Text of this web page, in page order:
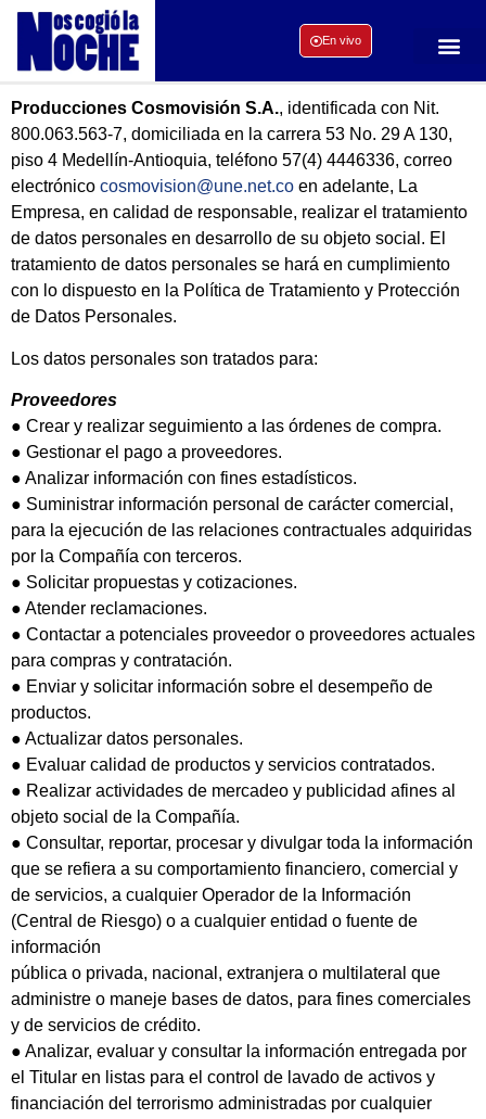
En vivo
Producciones Cosmovisión S.A., identificada con Nit.
800.063.563-7, domiciliada en la carrera 53 No. 29 A 130,
piso 4 Medellín-Antioquia, teléfono 57(4) 4446336, correo
electrónico cosmovision@une.net.co en adelante, La
Empresa, en calidad de responsable, realizar el tratamiento
de datos personales en desarrollo de su objeto social. El
tratamiento de datos personales se hará en cumplimiento
con lo dispuesto en la Política de Tratamiento y Protección
de Datos Personales.
Los datos personales son tratados para:
Proveedores
● Crear y realizar seguimiento a las órdenes de compra.
● Gestionar el pago a proveedores.
● Analizar información con fines estadísticos.
● Suministrar información personal de carácter comercial,
para la ejecución de las relaciones contractuales adquiridas
por la Compañía con terceros.
● Solicitar propuestas y cotizaciones.
● Atender reclamaciones.
● Contactar a potenciales proveedor o proveedores actuales
para compras y contratación.
● Enviar y solicitar información sobre el desempeño de
productos.
● Actualizar datos personales.
● Evaluar calidad de productos y servicios contratados.
● Realizar actividades de mercadeo y publicidad afines al
objeto social de la Compañía.
● Consultar, reportar, procesar y divulgar toda la información
que se refiera a su comportamiento financiero, comercial y
de servicios, a cualquier Operador de la Información
(Central de Riesgo) o a cualquier entidad o fuente de
información
pública o privada, nacional, extranjera o multilateral que
administre o maneje bases de datos, para fines comerciales
y de servicios de crédito.
● Analizar, evaluar y consultar la información entregada por
el Titular en listas para el control de lavado de activos y
financiación del terrorismo administradas por cualquier